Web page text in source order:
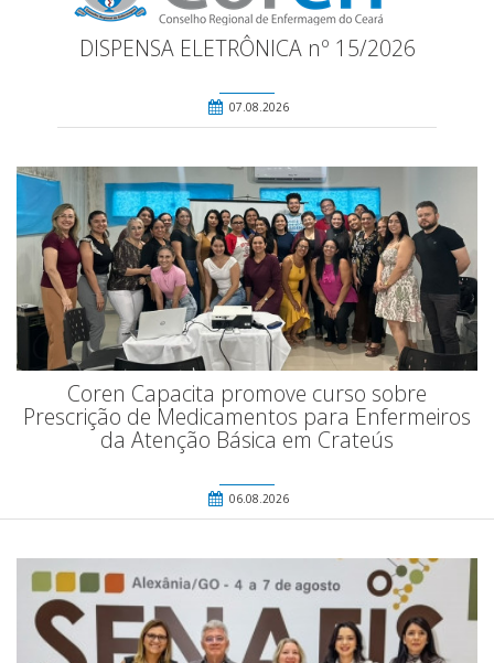
DISPENSA ELETRÔNICA nº 15/2026
07.08.2026
Coren Capacita promove curso sobre
Prescrição de Medicamentos para Enfermeiros
da Atenção Básica em Crateús
06.08.2026